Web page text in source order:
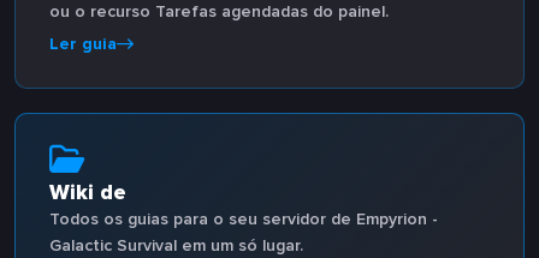
ou o recurso Tarefas agendadas do painel.
Ler guia
Wiki de
Todos os guias para o seu servidor de Empyrion -
Galactic Survival em um só lugar.